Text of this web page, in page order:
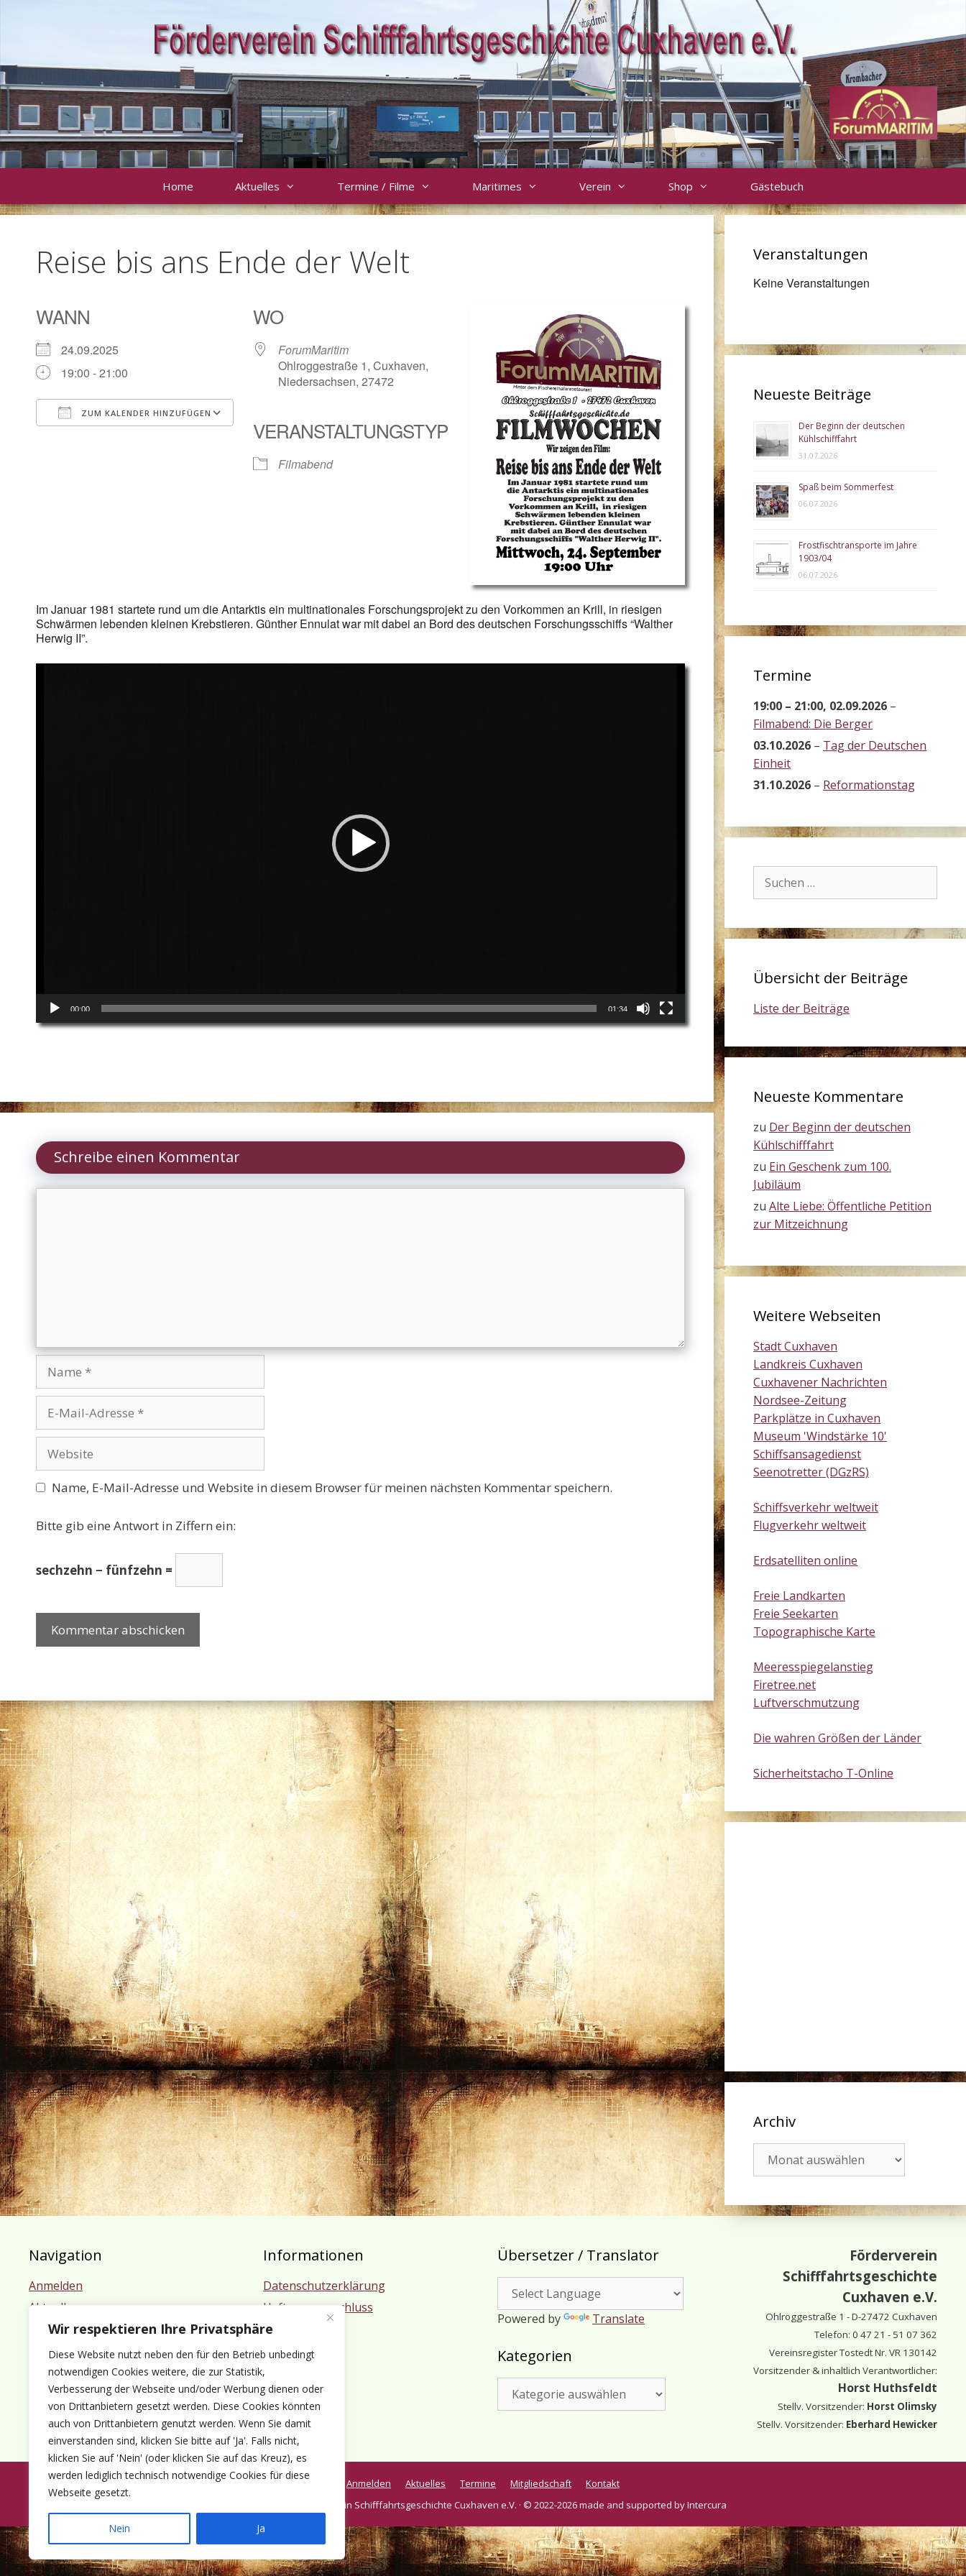
Wir respektieren Ihre Privatsphäre
Diese Website nutzt neben den für den Betrieb unbedingt
notwendigen Cookies weitere, die zur Statistik,
Verbesserung der Webseite und/oder Werbung dienen oder
von Drittanbietern gesetzt werden. Diese Cookies könnten
auch von Drittanbietern genutzt werden. Wenn Sie damit
einverstanden sind, klicken Sie bitte auf 'Ja'. Falls nicht,
klicken Sie auf 'Nein' (oder klicken Sie auf das Kreuz), es
werden lediglich technisch notwendige Cookies für diese
Webseite gesetzt.
Nein Ja
Home Aktuelles Termine / Filme Maritimes Verein Shop Gästebuch
Reise bis ans Ende der Welt
WANN
24.09.2025
19:00 - 21:00
ZUM KALENDER HINZUFÜGEN
Google Kalender iCalendar Office 365 Outlook Live
WO
ForumMaritim
Ohlroggestraße 1, Cuxhaven,
Niedersachsen, 27472
VERANSTALTUNGSTYP
Filmabend
Im Januar 1981 startete rund um die Antarktis ein multinationales Forschungsprojekt zu den Vorkommen an Krill, in riesigen
Schwärmen lebenden kleinen Krebstieren. Günther Ennulat war mit dabei an Bord des deutschen Forschungsschiffs “Walther
Herwig II”.
00:00 01:34
Schreibe einen Kommentar
Name
Website
Name, E-Mail-Adresse und Website in diesem Browser für meinen nächsten Kommentar speichern.
Bitte gib eine Antwort in Ziffern ein:
sechzehn − fünfzehn =
Veranstaltungen
Keine Veranstaltungen
Neueste Beiträge
Der Beginn der deutschen
Kühlschifffahrt
31.07.2026
Spaß beim Sommerfest
06.07.2026
Frostfischtransporte im Jahre
1903/04
06.07.2026
Termine
19:00 – 21:00, 02.09.2026 –
Filmabend: Die Berger
03.10.2026 – Tag der Deutschen
Einheit
31.10.2026 – Reformationstag
nach:
Übersicht der Beiträge
Liste der Beiträge
Neueste Kommentare
zu Der Beginn der deutschen
Kühlschifffahrt
zu Ein Geschenk zum 100.
Jubiläum
zu Alte Liebe: Öffentliche Petition
zur Mitzeichnung
Weitere Webseiten
Stadt Cuxhaven
Landkreis Cuxhaven
Cuxhavener Nachrichten
Nordsee-Zeitung
Parkplätze in Cuxhaven
Museum 'Windstärke 10'
Schiffsansagedienst
Seenotretter (DGzRS)
Schiffsverkehr weltweit
Flugverkehr weltweit
Erdsatelliten online
Freie Landkarten
Freie Seekarten
Topographische Karte
Meeresspiegelanstieg
Firetree.net
Luftverschmutzung
Die wahren Größen der Länder
Sicherheitstacho T-Online
Archiv
Navigation
Anmelden
Aktuelles
Termine
Mitgliedschaft
Kontakt
Informationen
Datenschutzerklärung
Haftungsausschluss
Impressum
Übersetzer / Translator
Powered by Translate
Kategorien
Förderverein
Schifffahrtsgeschichte
Cuxhaven e.V.
Ohlroggestraße 1 - D-27472 Cuxhaven
Telefon: 0 47 21 - 51 07 362
Vereinsregister Tostedt Nr. VR 130142
Vorsitzender & inhaltlich Verantwortlicher:
Horst Huthsfeldt
Stellv. Vorsitzender: Horst Olimsky
Stellv. Vorsitzender: Eberhard Hewicker
Anmelden Aktuelles Termine Mitgliedschaft
Kontakt
© 1980-2026 Förderverein Schifffahrtsgeschichte Cuxhaven e.V. · © 2022-2026 made and supported by Intercura